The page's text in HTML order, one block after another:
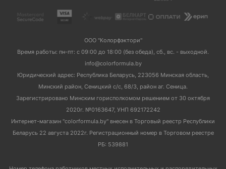
ООО "Колорфэктори"
Время работы: пн-пт: с 09:00 до 18:00 (без обеда), сб., вс. - выходной.
info@colorformula.by
Юридический адрес: Республика Беларусь, 223056 Минская область,
Минский район, Сеницкий с/с, 68/3, район аг. Сеница.
Зарегистрировано Минским горисполкомом решением от 30 октября
2020г. №0163647, УНП 692172242
Интернет-магазин "colorformula.by" внесен в Торговый реестр Республики
Беларусь 22 августа 2022г. Регистрационный номер в Торговом реестре
РБ: 539881